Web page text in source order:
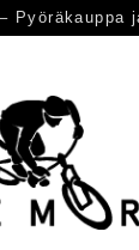
Pyöräkauppa